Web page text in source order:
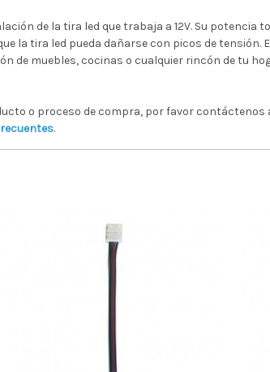
de la tira led que trabaja a 12V. Su potencia
la tira led pueda dañarse con picos de
de muebles, cocinas o cualquier rincón de tu
o proceso de compra, por favor contáctenos
.